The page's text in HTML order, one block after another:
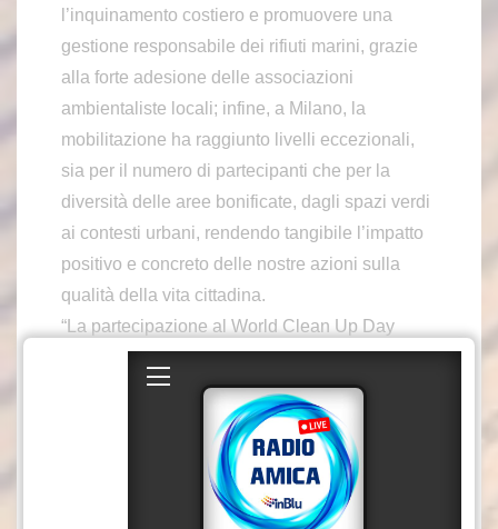
l’inquinamento costiero e promuovere una
gestione responsabile dei rifiuti marini, grazie
alla forte adesione delle associazioni
ambientaliste locali; infine, a Milano, la
mobilitazione ha raggiunto livelli eccezionali,
sia per il numero di partecipanti che per la
diversità delle aree bonificate, dagli spazi verdi
ai contesti urbani, rendendo tangibile l’impatto
positivo e concreto delle nostre azioni sulla
qualità della vita cittadina.
“La partecipazione al World Clean Up Day
rappresenta per noi molto più di una giornata di
volontariato aziendale: è l’espressione concreta
del nostro legame e impegno verso le comunità
in cui siamo presenti. Vedere Persone Leroy
Merlin, cittadini e associazioni lavorare insieme
per prendersi cura del territorio ci ricorda